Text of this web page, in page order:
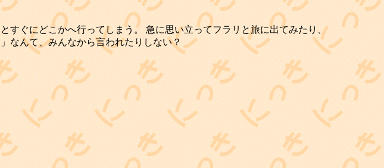
すぐにどこかへ行ってしまう。 急に思い立ってフラリと旅に出てみたり、
なんて、みんなから言われたりしない？